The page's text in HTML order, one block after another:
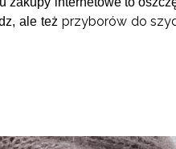
ale też przyborów do